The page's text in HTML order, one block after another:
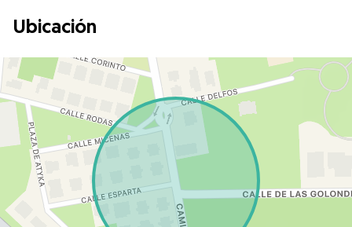
Ubicación